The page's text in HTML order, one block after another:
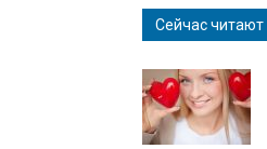
Сейчас читают